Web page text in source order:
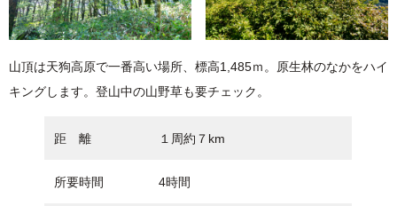
山頂は天狗高原で一番高い場所、標高1,485ｍ。原生林のなかをハイ
キングします。登山中の山野草も要チェック。
距 離 １周約７km
所要時間 4時間